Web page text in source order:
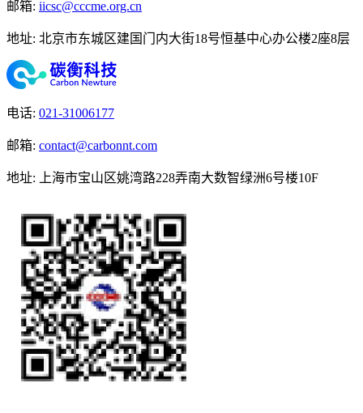
邮箱: iicsc@cccme.org.cn
地址: 北京市东城区建国门内大街18号恒基中心办公楼2座8层
电话: 021-31006177
邮箱: contact@carbonnt.com
地址: 上海市宝山区姚湾路228弄南大数智绿洲6号楼10F